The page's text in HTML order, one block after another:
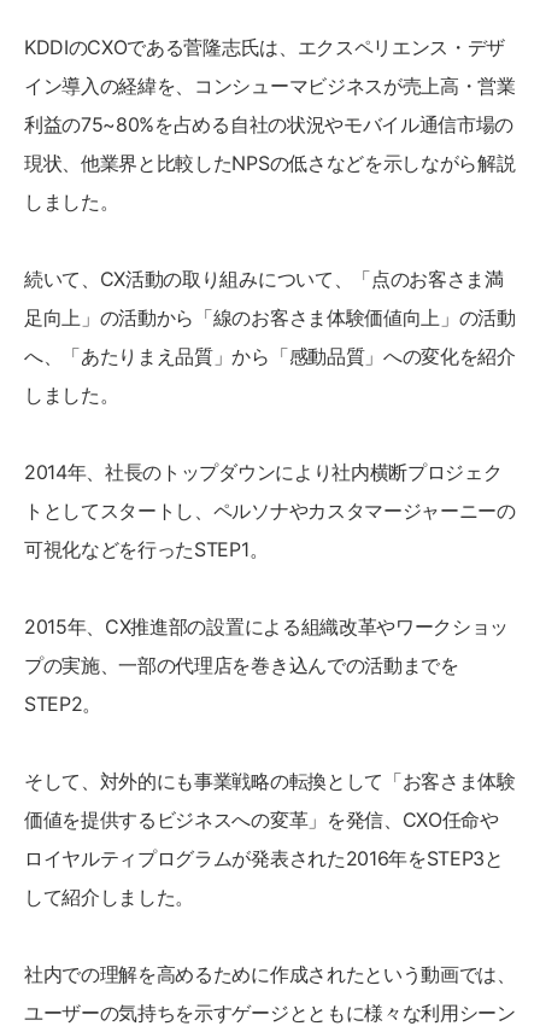
KDDIのCXOである菅隆志氏は、エクスペリエンス・デザ
イン導入の経緯を、コンシューマビジネスが売上高・営業
利益の75~80%を占める自社の状況やモバイル通信市場の
現状、他業界と比較したNPSの低さなどを示しながら解説
しました。
続いて、CX活動の取り組みについて、「点のお客さま満
足向上」の活動から「線のお客さま体験価値向上」の活動
へ、「あたりまえ品質」から「感動品質」への変化を紹介
しました。
2014年、社長のトップダウンにより社内横断プロジェク
トとしてスタートし、ペルソナやカスタマージャーニーの
可視化などを行ったSTEP1。
2015年、CX推進部の設置による組織改革やワークショッ
プの実施、一部の代理店を巻き込んでの活動までを
STEP2。
そして、対外的にも事業戦略の転換として「お客さま体験
価値を提供するビジネスへの変革」を発信、CXO任命や
ロイヤルティプログラムが発表された2016年をSTEP3と
して紹介しました。
社内での理解を高めるために作成されたという動画では、
ユーザーの気持ちを示すゲージとともに様々な利用シーン